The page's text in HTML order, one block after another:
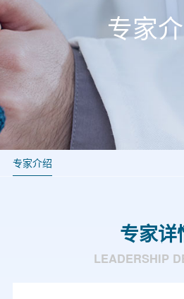
专家
专家介绍
专家详
LEADERSHIP